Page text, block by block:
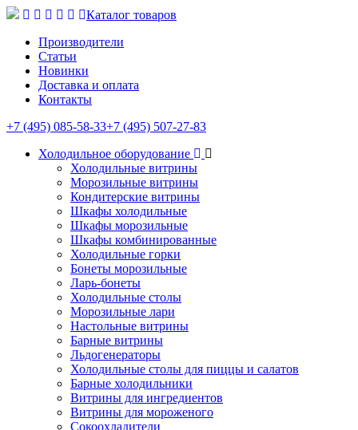
Каталог товаров
Производители
Статьи
Новинки
Доставка и оплата
Контакты
+7 (495) 085-58-33+7 (495) 507-27-83
Холодильное оборудование
Холодильные витрины
Морозильные витрины
Кондитерские витрины
Шкафы холодильные
Шкафы морозильные
Шкафы комбинированные
Холодильные горки
Бонеты морозильные
Ларь-бонеты
Холодильные столы
Морозильные лари
Настольные витрины
Барные витрины
Льдогенераторы
Холодильные столы для пиццы и салатов
Барные холодильники
Витрины для ингредиентов
Витрины для мороженого
Сокоохладители